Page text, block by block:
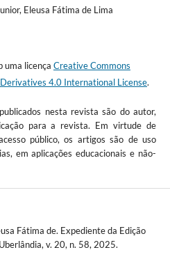
Eleusa Fátima de Lima
uma licença Creative Commons
4.0 International License.
nesta revista são do autor,
para a revista. Em virtude de
público, os artigos são de uso
em aplicações educacionais e não-
Fátima de. Expediente da Edição
v. 20, n. 58, 2025.